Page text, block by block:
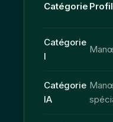
Catégorie Profil
Catégorie
I
Catégorie
IA